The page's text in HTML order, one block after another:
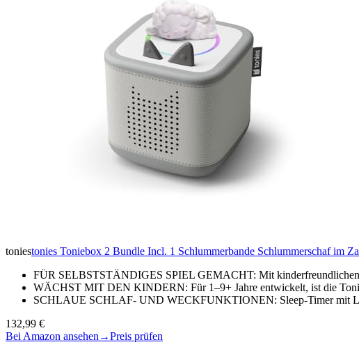
toniestonies Toniebox 2 Bundle Incl. 1 Schlummerbande Schlummerschaf im
FÜR SELBSTSTÄNDIGES SPIEL GEMACHT: Mit
WÄCHST MIT DEN KINDERN: Für 1–9+ Jahre entwickelt, ist die
SCHLAUE SCHLAF- UND WECKFUNKTIONEN: Sleep-Timer mit
132,99 €
Bei Amazon ansehen →Preis prüfen